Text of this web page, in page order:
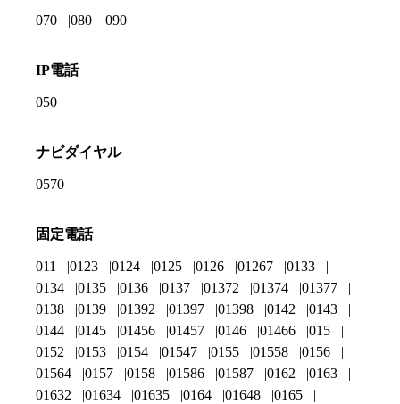
070 080 090
IP電話
050
ナビダイヤル
0570
固定電話
011 0123 0124 0125 0126 01267
0133
0134
0135 0136 0137 01372 01374
01377
0138
0139 01392 01397 01398 0142
0143
0144
0145 01456 01457 0146 01466
015
0152
0153 0154 01547 0155 01558
0156
01564
0157 0158 01586 01587 0162
0163
01632
01634 01635 0164 01648
0165